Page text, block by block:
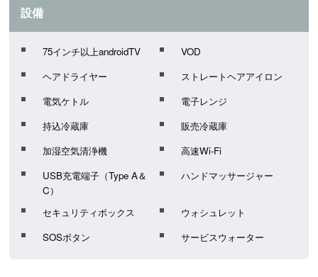
設備
75インチ以上androidTV
VOD
ヘアドライヤー
ストレートヘアアイロン
電気ケトル
電子レンジ
持込冷蔵庫
販売冷蔵庫
加湿空気清浄機
高速Wi-Fi
USB充電端子（Type A＆
C）
ハンドマッサージャー
セキュリティボックス
ウォシュレット
SOSボタン
サービスウォーター